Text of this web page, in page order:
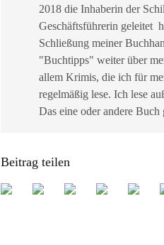
2018 die Inhaberin der
Geschäftsführerin geleitet
Schließung meiner
"Buchtipps" weiter über
allem Krimis, die ich für
regelmäßig lese. Ich lese
Das eine oder andere
Beitrag teilen